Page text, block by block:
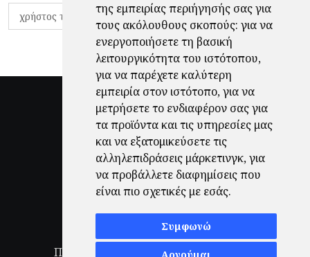
της εμπειρίας περιήγησής σας για
τους ακόλουθους σκοπούς: για να
ενεργοποιήσετε τη βασική
λειτουργικότητα του ιστότοπου,
για να παρέχετε καλύτερη
εμπειρία στον ιστότοπο,για να
μετρήσετε το ενδιαφέρον σας για
τα προϊόντα και τις υπηρεσίες μας
και να εξατομικεύσετε τις
αλληλεπιδράσεις μάρκετινγκ,για
να προβάλλετε διαφημίσεις που
είναι πιο σχετικές με εσάς.
Συμφωνώ
χρήστος τζόλης
Πολιτική Απορρήτου |Όροι Χρήσης